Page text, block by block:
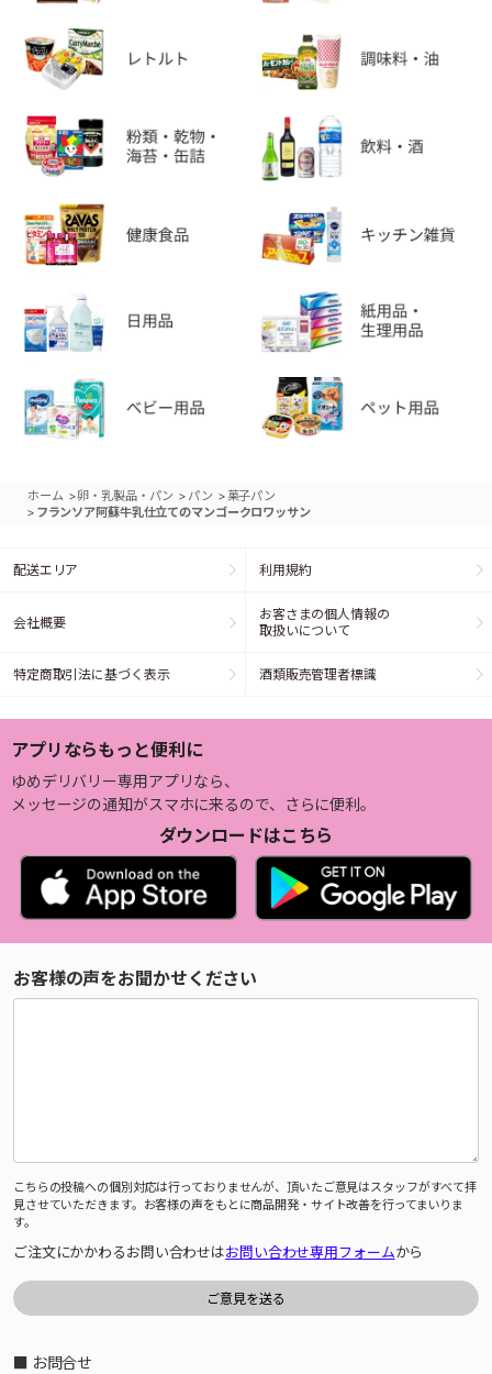
ホーム >卵・乳製品・パン > パン >菓子パン
> フランソア阿蘇牛乳仕立てのマンゴークロワッサン
配送エリア 利用規約
会社概要
お客さまの個人情報の
取扱いについて
特定商取引法に基づく表示 酒類販売管理者標識
アプリならもっと便利に
ゆめデリバリー専用アプリなら、
メッセージの通知がスマホに来るので、さらに便利。
ダウンロードはこちら
お客様の声をお聞かせください
こちらの投稿への個別対応は行っておりませんが、頂いたご意見はスタッフがすべて拝
見させていただきます。お客様の声をもとに商品開発・サイト改善を行ってまいりま
す。
ご注文にかかわるお問い合わせはお問い合わせ専用フォームから
■ お問合せ